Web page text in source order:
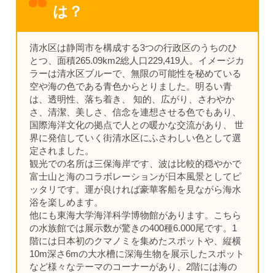
は？
清水区は静岡市を構成する3つの行政区のうちのひ
とつ、面積265.09km2総人口229,419人。イメージカ
ラーは清水区ブルーで、無限の可能性を秘めている
空や海の色である青色からとりました。明るい青
は、透明性、落ち着き、 知的、広がり、さわやか
さ、清潔、美しさ、信念を連想させる色でもあり、
国際海洋文化の拠点で人との暖かな交流があり、 世
界に発信していく街清水区にふさわしい色として選
定されました。
観光での名所は三保海岸です、波は比較的穏やかで
富士山と海のコラボレーションが日本風景としてピ
ッタリです。運が良ければ豪華客船を見ながら海水
浴を楽しめます。
他にも東海大学海洋科学博物館があります。こちら
の水族館では展示数が驚きの400種6.000尾です。1
階には日本初のクマノミを集めたスポットや、縦横
10m深さ6mの大水槽に深海生物を展示したスポット
など様々なテーマのコーナーがあり、2階には海の